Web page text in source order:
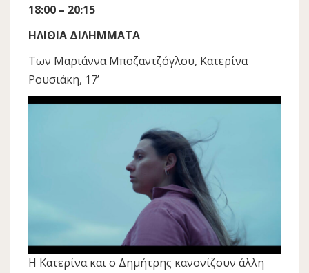
18:00 – 20:15
ΗΛΙΘΙΑ ΔΙΛΗΜΜΑΤΑ
Των Μαριάννα Μποζαντζόγλου, Κατερίνα
Ρουσιάκη, 17’
Η Κατερίνα και ο Δημήτρης κανονίζουν άλλη